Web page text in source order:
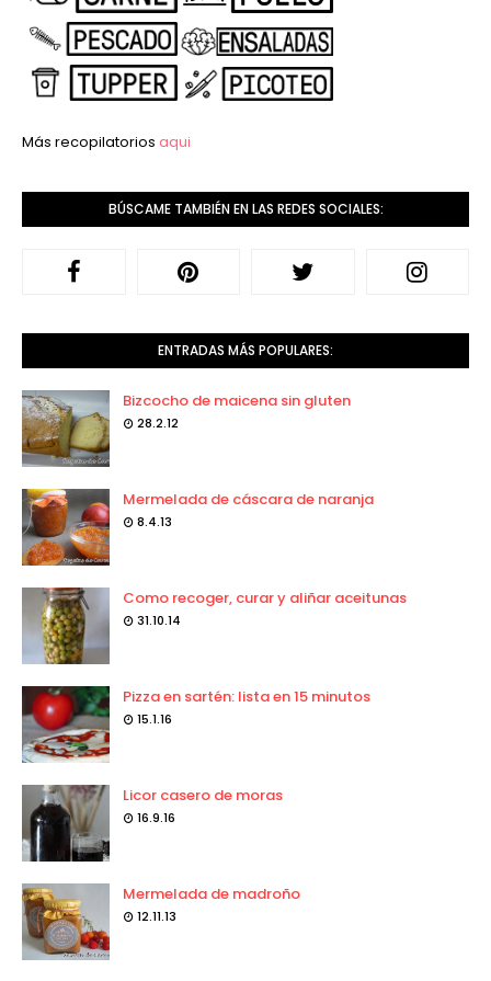
Más recopilatorios aqui
BÚSCAME TAMBIÉN EN LAS REDES SOCIALES:
ENTRADAS MÁS POPULARES:
Bizcocho de maicena sin gluten
28.2.12
Mermelada de cáscara de naranja
8.4.13
Como recoger, curar y aliñar aceitunas
31.10.14
Pizza en sartén: lista en 15 minutos
15.1.16
Licor casero de moras
16.9.16
Mermelada de madroño
12.11.13